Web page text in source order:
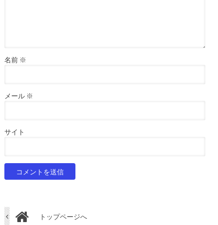
名前 ※
メール ※
サイト
トップページへ